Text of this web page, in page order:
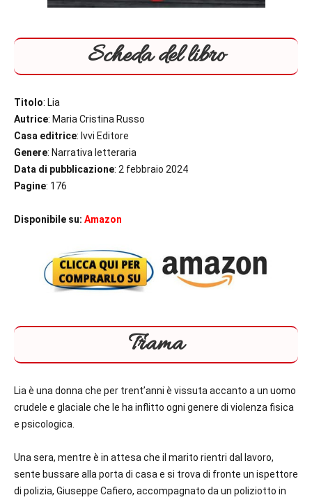
Scheda del libro
Titolo: Lia
Autrice: Maria Cristina Russo
Casa editrice: Ivvi Editore
Genere: Narrativa letteraria
Data di pubblicazione: 2 febbraio 2024
Pagine: 176
Disponibile su: Amazon
Trama
Lia è una donna che per trent’anni è vissuta accanto a un uomo
crudele e glaciale che le ha inflitto ogni genere di violenza fisica
e psicologica.
Una sera, mentre è in attesa che il marito rientri dal lavoro,
sente bussare alla porta di casa e si trova di fronte un ispettore
di polizia, Giuseppe Cafiero, accompagnato da un poliziotto in